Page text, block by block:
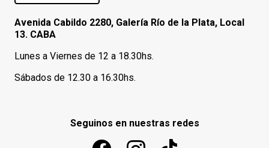
Avenida Cabildo 2280, Galería Río de la Plata, Local
13. CABA
Lunes a Viernes de 12 a 18.30hs.
Sábados de 12.30 a 16.30hs.
Seguinos en nuestras redes